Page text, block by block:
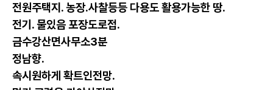
전원주택지. 농장.사찰등등 다용도 활용가능한 땅.
전기. 물있음 포장도로접.
금수강산면사무소3분
정남향.
속시원하게 확트인전망.